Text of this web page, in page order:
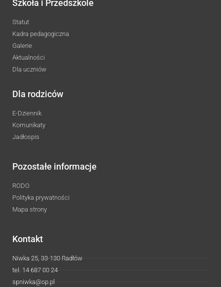
Szkoła i Przedszkole
Statut
Kadra pedagogiczna
Galerie
Aktualności
Dla uczniów
Dla rodziców
E-Dziennik
Komunikaty
Jadłospis
Pozostałe informacje
RODO
Polityka prywatności
Mapa strony
Kontakt
Niwka 25, 33-130 Radłów
tel. 14 687 00 24
spniwka@op.pl